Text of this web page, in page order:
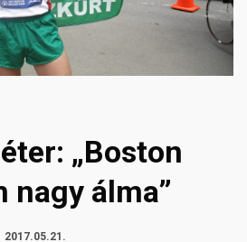
„Boston
nagy álma”
2017.05.21.